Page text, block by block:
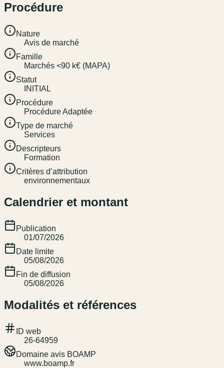
Procédure
Nature
Avis de marché
Famille
Marchés <90 k€ (MAPA)
Statut
INITIAL
Procédure
Procédure Adaptée
Type de marché
Services
Descripteurs
Formation
Critères d’attribution
environnementaux
Calendrier et montant
Publication
01/07/2026
Date limite
05/08/2026
Fin de diffusion
05/08/2026
Modalités et références
ID web
26-64959
Domaine avis BOAMP
www.boamp.fr